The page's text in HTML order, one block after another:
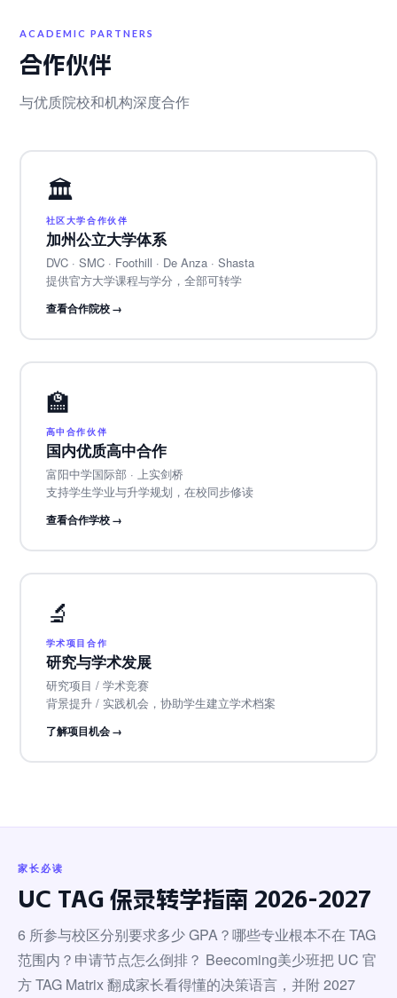
ACADEMIC PARTNERS
合作伙伴
与优质院校和机构深度合作
🏛️
社区大学合作伙伴
加州公立大学体系
DVC · SMC · Foothill · De Anza · Shasta
提供官方大学课程与学分，全部可转学
查看合作院校 →
🏫
高中合作伙伴
国内优质高中合作
富阳中学国际部 · 上实剑桥
支持学生学业与升学规划，在校同步修读
查看合作学校 →
🔬
学术项目合作
研究与学术发展
研究项目 / 学术竞赛
背景提升 / 实践机会，协助学生建立学术档案
了解项目机会 →
家长必读
UC TAG 保录转学指南 2026-2027
6 所参与校区分别要求多少 GPA？哪些专业根本不在 TAG
范围内？申请节点怎么倒排？ Beecoming美少班把 UC 官
方 TAG Matrix 翻成家长看得懂的决策语言，并附 2027